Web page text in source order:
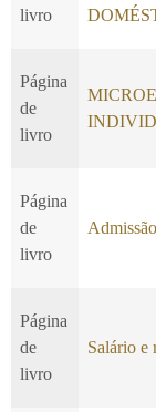
livro
Página
de
livro
Página
de
livro
Página
de
livro
Salário e